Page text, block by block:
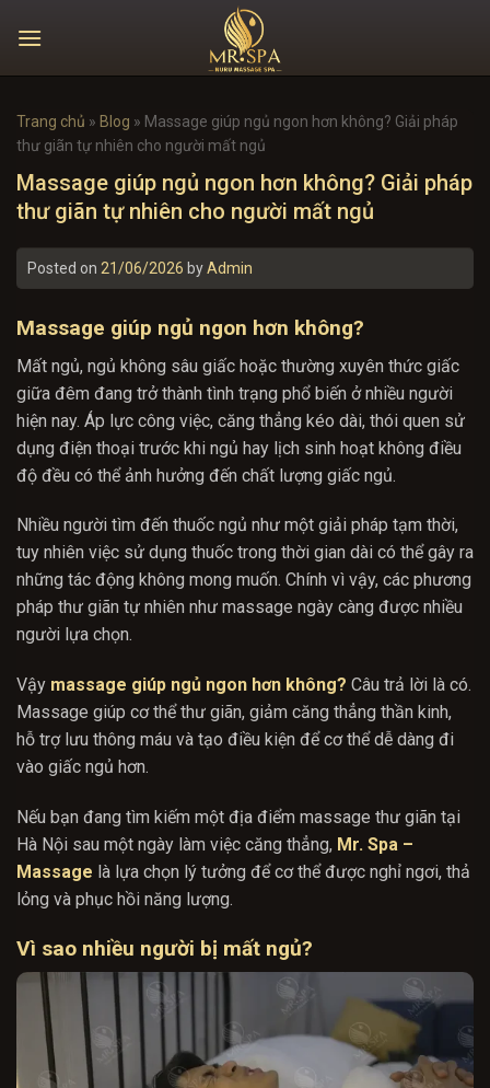
Trang chủ » Blog » Massage giúp ngủ ngon hơn không? Giải pháp
thư giãn tự nhiên cho người mất ngủ
Massage giúp ngủ ngon hơn không? Giải pháp
thư giãn tự nhiên cho người mất ngủ
Posted on 21/06/2026 byAdmin
Massage giúp ngủ ngon hơn không?
Mất ngủ, ngủ không sâu giấc hoặc thường xuyên thức giấc
giữa đêm đang trở thành tình trạng phổ biến ở nhiều người
hiện nay. Áp lực công việc, căng thẳng kéo dài, thói quen sử
dụng điện thoại trước khi ngủ hay lịch sinh hoạt không điều
độ đều có thể ảnh hưởng đến chất lượng giấc ngủ.
Nhiều người tìm đến thuốc ngủ như một giải pháp tạm thời,
tuy nhiên việc sử dụng thuốc trong thời gian dài có thể gây ra
những tác động không mong muốn. Chính vì vậy, các phương
pháp thư giãn tự nhiên như massage ngày càng được nhiều
người lựa chọn.
Vậy massage giúp ngủ ngon hơn không? Câu trả lời là có.
Massage giúp cơ thể thư giãn, giảm căng thẳng thần kinh,
hỗ trợ lưu thông máu và tạo điều kiện để cơ thể dễ dàng đi
vào giấc ngủ hơn.
Nếu bạn đang tìm kiếm một địa điểm massage thư giãn tại
Hà Nội sau một ngày làm việc căng thẳng, Mr. Spa –
Massage là lựa chọn lý tưởng để cơ thể được nghỉ ngơi, thả
lỏng và phục hồi năng lượng.
Vì sao nhiều người bị mất ngủ?